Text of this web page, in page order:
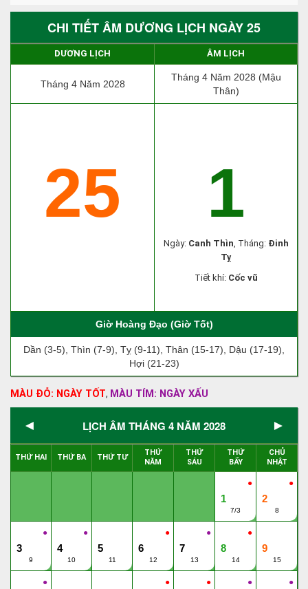
CHI TIẾT ÂM DƯƠNG LỊCH NGÀY 25
DƯƠNG LỊCH ÂM LỊCH
Tháng 4 Năm 2028
Tháng 4 Năm 2028 (Mậu
Thân)
25 1
Ngày: Canh Thìn, Tháng: Đinh
Tỵ
Tiết khí: Cốc vũ
Giờ Hoàng Đạo (Giờ Tốt)
Dần (3-5), Thìn (7-9), Tỵ (9-11), Thân (15-17), Dậu (17-19),
Hợi (21-23)
MÀU ĐỎ: NGÀY TỐT, MÀU TÍM: NGÀY XẤU
◄ LỊCH ÂM THÁNG 4 NĂM 2028 ►
THỨ HAI THỨ BA THỨ TƯ
THỨ
NĂM
THỨ
SÁU
THỨ
BẨY
CHỦ
NHẬT
●
1
7/3
●
2
8
●
3
9
●
4
10
5
11
●
6
12
●
7
13
●
8
14
9
15
● ● ● ● ●